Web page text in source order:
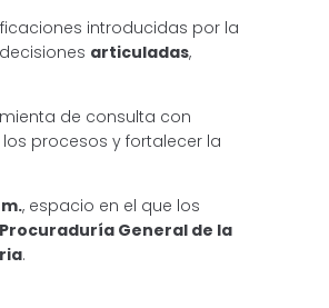
introducidas por la
articuladas,
de consulta con
procesos y fortalecer la
, espacio en el que los
General de la
.